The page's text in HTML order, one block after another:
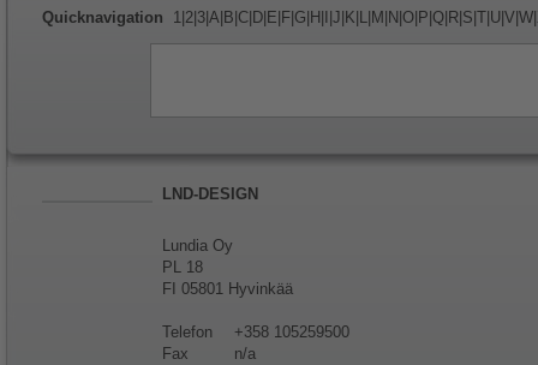
Quicknavigation 1 2 3 A B C D E F G H J K L M N O P Q R S T U V W
LND-DESIGN
Lundia Oy
PL 18
FI 05801 Hyvinkää
Telefon
+358 105259500
Fax
n/a